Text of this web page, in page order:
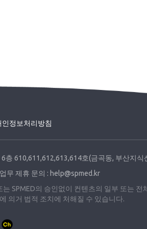
인정보처리방침
층 610,611,612,613,614호(금곡동, 부산지식
업무 제휴 문의 : help@spmed.kr
SPMED의 승인없이 컨텐츠의 일부 또는 전
의거 법적 조치에 처해질 수 있습니다.